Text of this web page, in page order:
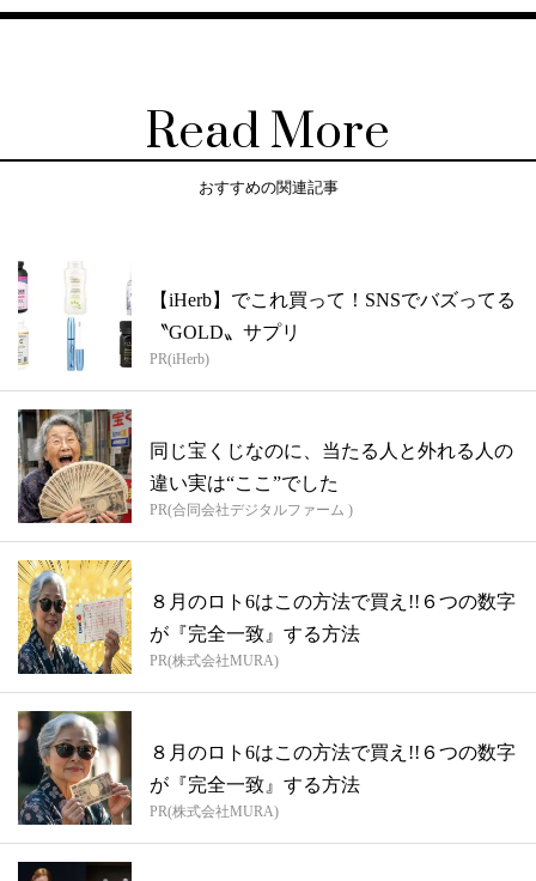
Read More
おすすめの関連記事
【iHerb】でこれ買って！SNSでバズってる
〝GOLD〟サプリ
PR(iHerb)
同じ宝くじなのに、当たる人と外れる人の
違い実は“ここ”でした
PR(合同会社デジタルファーム )
８月のロト6はこの方法で買え!!６つの数字
が『完全一致』する方法
PR(株式会社MURA)
８月のロト6はこの方法で買え!!６つの数字
が『完全一致』する方法
PR(株式会社MURA)